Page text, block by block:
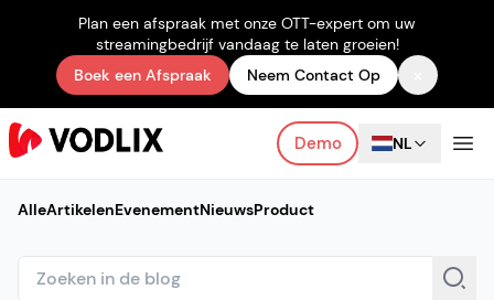
Plan een afspraak met onze OTT-expert om uw
streamingbedrijf vandaag te laten groeien!
Boek een Afspraak
Neem Contact Op
Demo NL
AlleArtikelenEvenementNieuwsProduct